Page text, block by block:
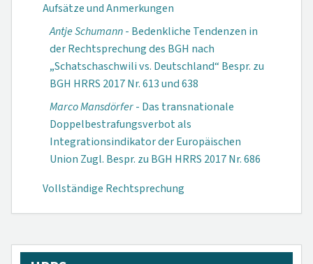
Aufsätze und Anmerkungen
Antje Schumann- Bedenkliche Tendenzen in
der Rechtsprechung des BGH nach
„Schatschaschwili vs. Deutschland“ Bespr. zu
BGH HRRS 2017 Nr. 613 und 638
Marco Mansdörfer- Das transnationale
Doppelbestrafungsverbot als
Integrationsindikator der Europäischen
Union Zugl. Bespr. zu BGH HRRS 2017 Nr. 686
Vollständige Rechtsprechung